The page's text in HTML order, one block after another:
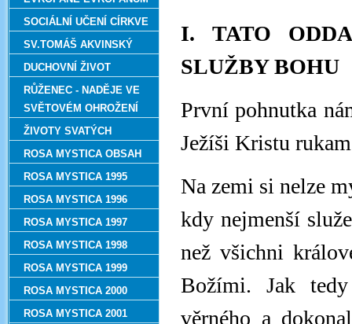
I. TATO
SLUŽBY BOHU
První pohnutka
Ježíši Kristu
Na zemi si nelze
kdy nejmenší
než všichni
Božími. Jak
věrného a
SOCIÁLNÍ UČENÍ CÍRKVE
SV.TOMÁŠ AKVINSKÝ
DUCHOVNÍ ŽIVOT
RŮŽENEC - NADĚJE VE
SVĚTOVÉM OHROŽENÍ
ŽIVOTY SVATÝCH
ROSA MYSTICA OBSAH
ROSA MYSTICA 1995
ROSA MYSTICA 1996
ROSA MYSTICA 1997
ROSA MYSTICA 1998
ROSA MYSTICA 1999
ROSA MYSTICA 2000
ROSA MYSTICA 2001